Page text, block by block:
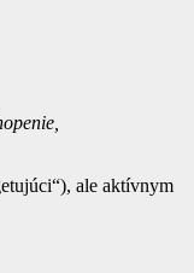
ale aktívnym